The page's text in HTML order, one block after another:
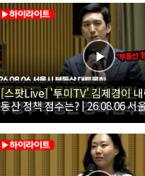
[스팟Live] '투미TV' 김제경이 내
동산 정책 점수는? | 26.08.06 서
대토론회